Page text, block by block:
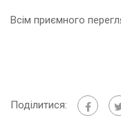
Всім приємного
Поділитися: